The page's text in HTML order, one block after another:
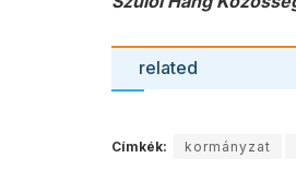
related
Címkék: kormányzat